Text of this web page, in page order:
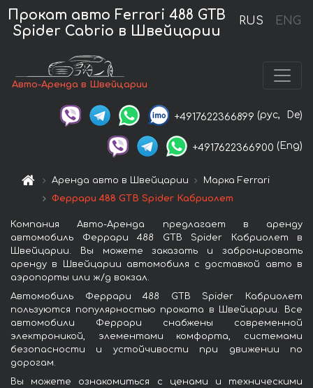
RUS ENG
Прокат авто Ferrari 488 GTB
Spider Cabrio в Швейцарии
Авто-Аренда в Швейцарии
+4917622366899 (рус, De)
+4917622366900 (Eng)
Аренда авто в Швейцарии
Марка Ferrari
Феррари 488 GTB Spider Кабриолет
Компания Авто-Аренда предлагает в аренду
автомобиль Феррари 488 GTB Spider Кабриолет в
Швейцарии. Вы можете заказать и забронировать
аренду в Швейцарии автомобиля с доставкой авто в
аэропорты или ж/д вокзал.
Автомобиль Феррари 488 GTB Spider Кабриолет
пользуются популярностью проката в Швейцарии. Все
автомобили Феррари снабжены современной
электроникой, элементами комфорта, системами
безопасности и устойчивости при движении по
дорогам.
Вы можете ознакомиться с ценами и техническими